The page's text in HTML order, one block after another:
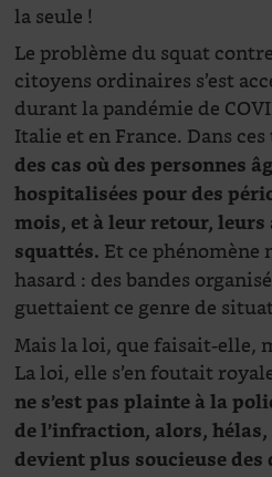
la seule !
Le problème du squat
citoyens ordinaires s’est
durant la pandémie de
Italie et en France. Dans
des cas où des personnes
hospitalisées pour des
mois, et à leur retour,
squattés. Et ce phénomène
hasard : des bandes
guettaient ce genre de
Mais la loi, que faisait-elle,
La loi, elle s’en foutait
ne s’est pas plainte à la
de l’infraction, alors,
devient plus soucieuse